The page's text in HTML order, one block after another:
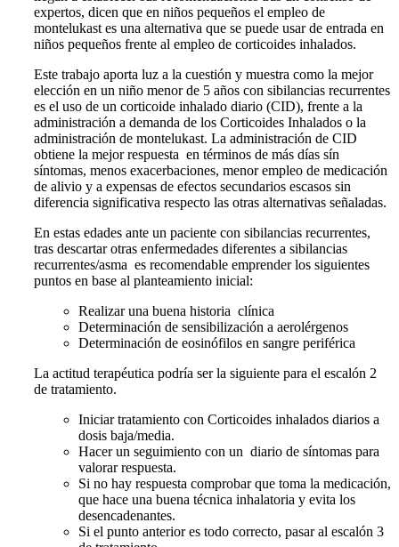
expertos, dicen que en niños pequeños el empleo de
montelukast es una alternativa que se puede usar de entrada en
niños pequeños frente al empleo de corticoides inhalados.
Este trabajo aporta luz a la cuestión y muestra como la mejor
elección en un niño menor de 5 años con sibilancias recurrentes
es el uso de un corticoide inhalado diario (CID), frente a la
administración a demanda de los Corticoides Inhalados o la
administración de montelukast. La administración de CID
obtiene la mejor respuesta en términos de más días sín
síntomas, menos exacerbaciones, menor empleo de medicación
de alivio y a expensas de efectos secundarios escasos sin
diferencia significativa respecto las otras alternativas señaladas.
En estas edades ante un paciente con sibilancias recurrentes,
tras descartar otras enfermedades diferentes a sibilancias
recurrentes/asma es recomendable emprender los siguientes
puntos en base al planteamiento inicial:
Realizar una buena historia clínica
Determinación de sensibilización a aerolérgenos
Determinación de eosinófilos en sangre periférica
La actitud terapéutica podría ser la siguiente para el escalón 2
de tratamiento.
Iniciar tratamiento con Corticoides inhalados diarios a
dosis baja/media.
Hacer un seguimiento con un diario de síntomas para
valorar respuesta.
Si no hay respuesta comprobar que toma la medicación,
que hace una buena técnica inhalatoria y evita los
desencadenantes.
Si el punto anterior es todo correcto, pasar al escalón 3